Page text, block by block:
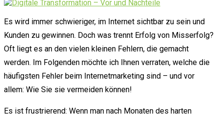
Es wird immer schwieriger, im Internet sichtbar zu sein und
Kunden zu gewinnen. Doch was trennt Erfolg von Misserfolg?
Oft liegt es an den vielen kleinen Fehlern, die gemacht
werden. Im Folgenden möchte ich Ihnen verraten, welche die
häufigsten Fehler beim Internetmarketing sind – und vor
allem: Wie Sie sie vermeiden können!
Es ist frustrierend: Wenn man nach Monaten des harten